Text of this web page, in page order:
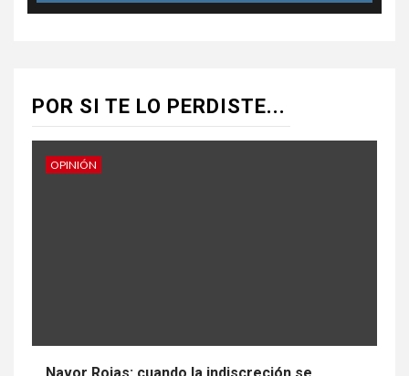
POR SI TE LO PERDISTE...
OPINIÓN